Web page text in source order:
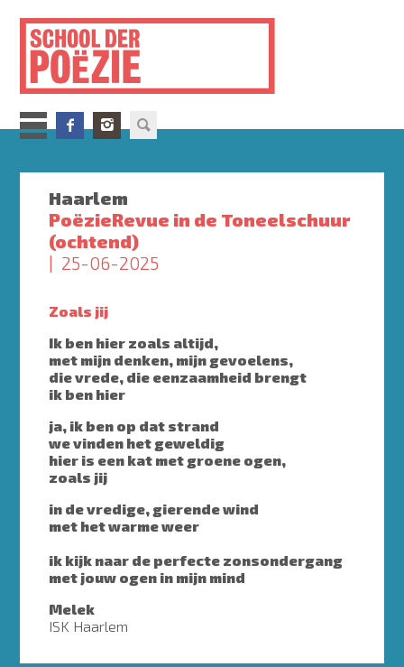
inhoud
gaan
Haarlem
PoëzieRevue in de Toneelschuur
(ochtend)
25-06-2025
Zoals jij
Ik ben hier zoals altijd,
met mijn denken, mijn gevoelens,
die vrede, die eenzaamheid brengt
ik ben hier
ja, ik ben op dat strand
we vinden het geweldig
hier is een kat met groene ogen,
zoals jij
in de vredige, gierende wind
met het warme weer
ik kijk naar de perfecte zonsondergang
met jouw ogen in mijn mind
Melek
ISK Haarlem